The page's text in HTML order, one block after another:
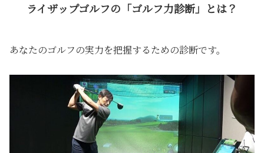
ライザップゴルフの「ゴルフ力診断」とは？
あなたのゴルフの実力を把握するための診断です。